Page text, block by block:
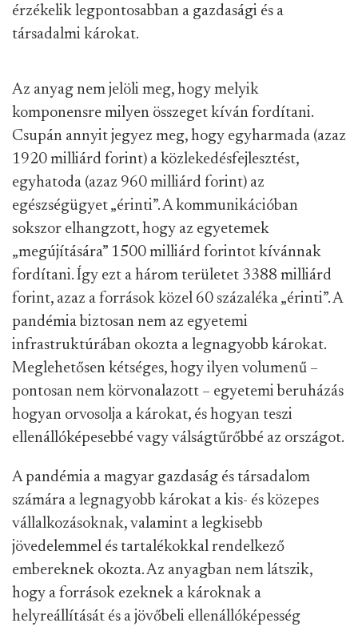
érzékelik legpontosabban a gazdasági és a
társadalmi károkat.
Az anyag nem jelöli meg, hogy melyik
komponensre milyen összeget kíván fordítani.
Csupán annyit jegyez meg, hogy egyharmada (azaz
1920 milliárd forint) a közlekedésfejlesztést,
egyhatoda (azaz 960 milliárd forint) az
egészségügyet „érinti”. A kommunikációban
sokszor elhangzott, hogy az egyetemek
„megújítására” 1500 milliárd forintot kívánnak
fordítani. Így ezt a három területet 3388 milliárd
forint, azaz a források közel 60 százaléka „érinti”. A
pandémia biztosan nem az egyetemi
infrastruktúrában okozta a legnagyobb károkat.
Meglehetősen kétséges, hogy ilyen volumenű –
pontosan nem körvonalazott – egyetemi beruházás
hogyan orvosolja a károkat, és hogyan teszi
ellenállóképesebbé vagy válságtűrőbbé az országot.
A pandémia a magyar gazdaság és társadalom
számára a legnagyobb károkat a kis- és közepes
vállalkozásoknak, valamint a legkisebb
jövedelemmel és tartalékokkal rendelkező
embereknek okozta. Az anyagban nem látszik,
hogy a források ezeknek a károknak a
helyreállítását és a jövőbeli ellenállóképesség